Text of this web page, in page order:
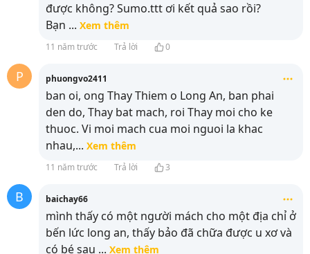
được không? Sumo.ttt ơi kết quả sao rồi?
Bạn ... Xem thêm
11 năm trước Trả lời 0
P phuongvo2411
ban oi, ong Thay Thiem o Long An, ban phai
den do, Thay bat mach, roi Thay moi cho ke
thuoc. Vi moi mach cua moi nguoi la khac
nhau,... Xem thêm
11 năm trước Trả lời 3
B baichay66
mình thấy có một người mách cho một địa chỉ ở
bến lức long an, thấy bảo đã chữa được u xơ và
có bé sau ... Xem thêm